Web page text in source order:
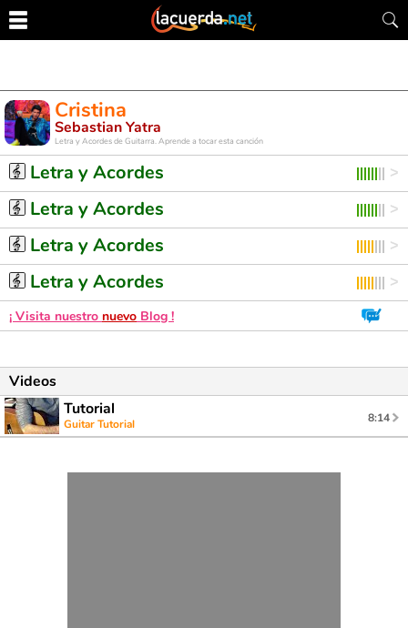
Cristina
Sebastian Yatra
Letra y Acordes de Guitarra. Aprende a tocar esta canción
Letra y Acordes
Letra y Acordes
Letra y Acordes
Letra y Acordes
¡ Visita nuestro nuevo Blog !
Videos
Tutorial
Guitar Tutorial 8:14